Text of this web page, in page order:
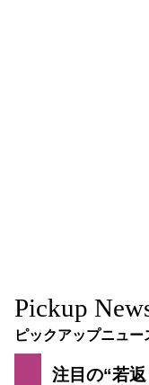
Pickup
ピックアップニュー
注目の“若